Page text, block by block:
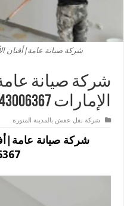
شركة صيانة عامة|أفنان الأفضل
شركة صيانة
الإمارات 0543006367
شركة نقل عفش بالمدينة المنورة
شركة صيانة